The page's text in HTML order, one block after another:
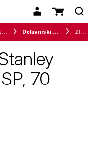
Pripomočki za delavnico Delavniški vozički
70